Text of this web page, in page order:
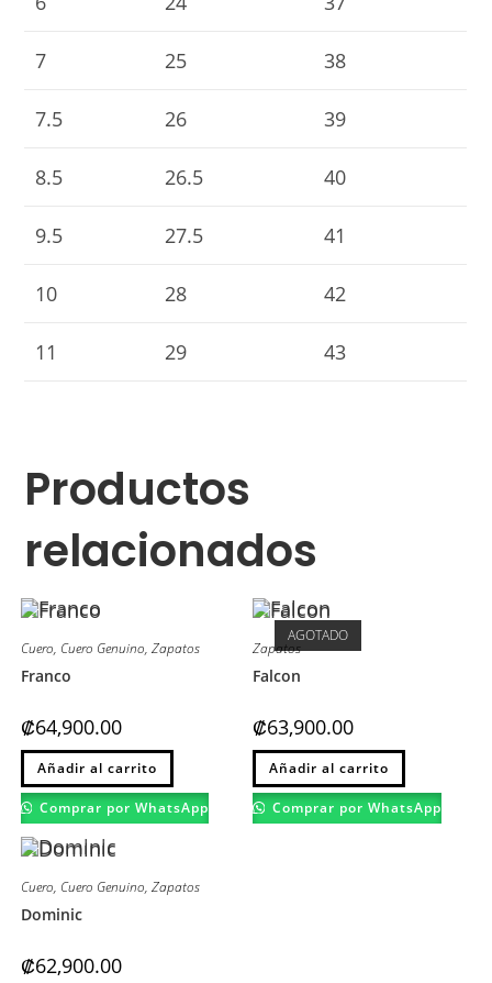
7 25 38
7.5 26 39
8.5 26.5 40
9.5 27.5 41
10 28 42
11 29 43
Productos
relacionados
Cuero, Cuero Genuino, Zapatos
Franco
₡64,900.00
Añadir al carrito
Este
tiene
múltiples
variantes.
pueden
elegir
Comprar por WhatsApp
AGOTADO
Zapatos
Falcon
₡63,900.00
Añadir al carrito
Este
tiene
múltiples
variantes.
Comprar por WhatsApp
Cuero, Cuero Genuino, Zapatos
Dominic
₡62,900.00